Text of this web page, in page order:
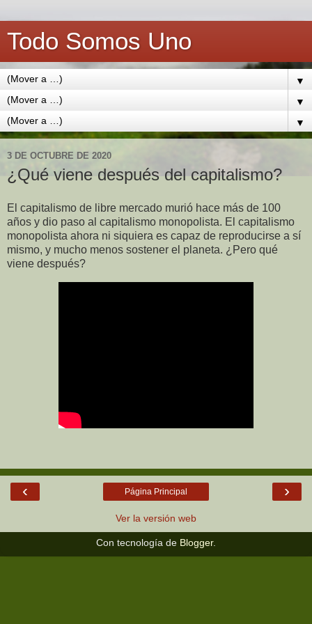
Todo Somos Uno
▼
▼
▼
3 DE OCTUBRE DE 2020
¿Qué viene después del capitalismo?
El capitalismo de libre mercado murió hace más de 100
años y dio paso al capitalismo monopolista. El capitalismo
monopolista ahora ni siquiera es capaz de reproducirse a sí
mismo, y mucho menos sostener el planeta. ¿Pero qué
viene después?
‹ ›
Página Principal
Ver la versión web
Con tecnología de Blogger.